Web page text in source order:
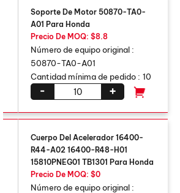
Soporte De Motor 50870-TA0-
A01 Para Honda
Precio De MOQ: $8.8
Número de equipo original :
50870-TA0-A01
Cantidad mínima de pedido : 10
+
-
Cuerpo Del Acelerador 16400-
R44-A02 16400-R48-H01
15810PNEG01 TB1301 Para Honda
Precio De MOQ: $0
Número de equipo original :